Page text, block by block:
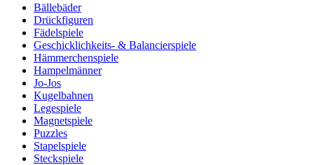
Bällebäder
Drückfiguren
Fädelspiele
Geschicklichkeits- & Balancierspiele
Hämmerchenspiele
Hampelmänner
Jo-Jos
Kugelbahnen
Legespiele
Magnetspiele
Puzzles
Stapelspiele
Steckspiele